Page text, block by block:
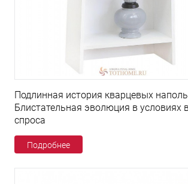
Подлинная история кварцевых
Блистательная эволюция в условиях
спроса
Подробнее